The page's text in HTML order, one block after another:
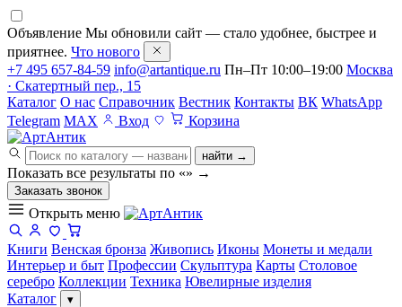
Объявление Мы обновили сайт — стало удобнее, быстрее и
приятнее. Что нового
+7 495 657-84-59 info@artantique.ru Пн–Пт 10:00–19:00 Москва
· Скатертный пер., 15
Каталог О нас Справочник Вестник Контакты ВК WhatsApp
Telegram MAX Вход Корзина
найти →
Показать все результаты по «» →
Заказать звонок
Открыть меню
Книги Венская бронза Живопись Иконы Монеты и медали
Интерьер и быт Профессии Скульптура Карты Столовое
серебро Коллекции Техника Ювелирные изделия
Каталог
▾